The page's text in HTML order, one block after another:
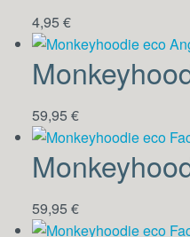
4,95 €
59,95 €
59,95 €